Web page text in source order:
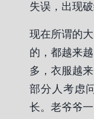
失误，出现
现在所谓的
的，都越来
多，衣服越
部分人考虑
长。老爷爷